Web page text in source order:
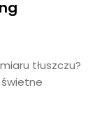
tłuszczu?
świetne